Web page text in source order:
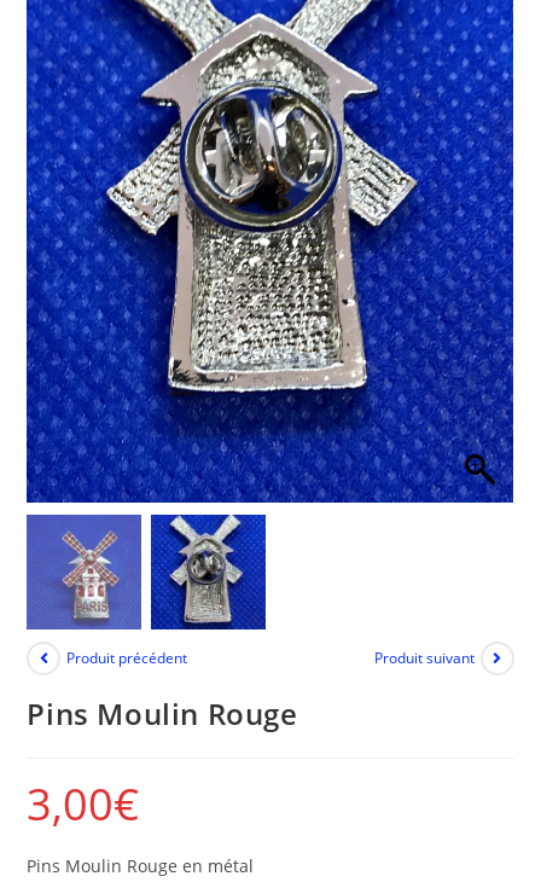
Produit précédent Produit suivant
Pins Moulin Rouge
3,00€
Pins Moulin Rouge en métal